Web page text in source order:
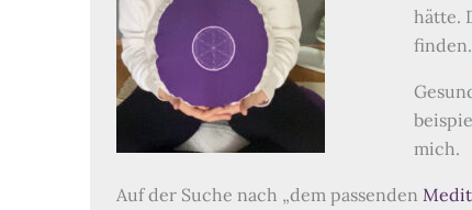
hätte.
finden.
mich.
Auf der Suche nach „dem passenden